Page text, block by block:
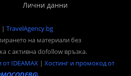
Лични данни
| TravelAgency.bg
на материали без
с активна dofollow връзка.
IDEAMAX | Хостинг и промокод от